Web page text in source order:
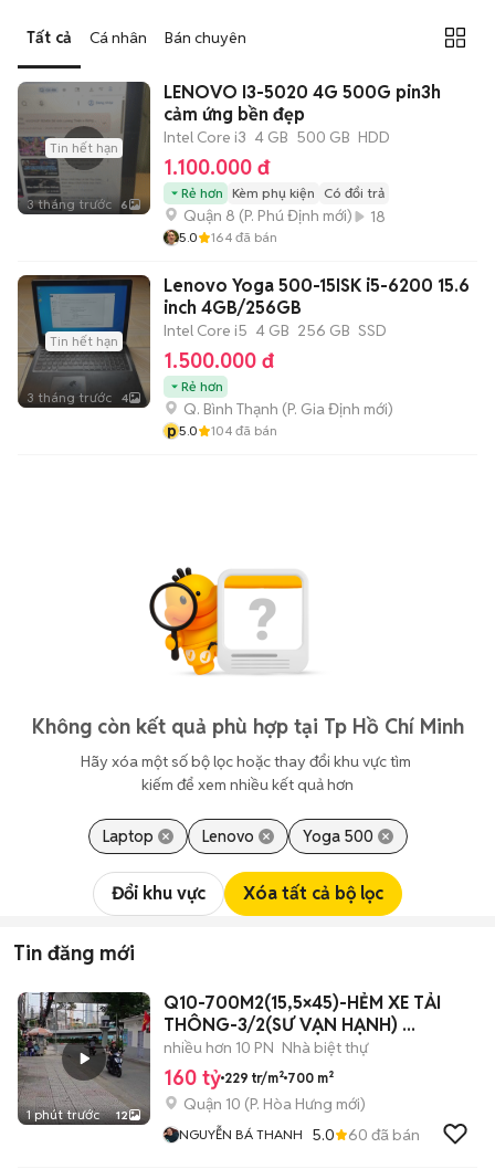
Tất cả Cá nhân Bán chuyên
Tin hết hạn
3 tháng trước 6
LENOVO I3-5020 4G 500G pin3h
cảm ứng bền đẹp
Intel Core i3 4 GB 500 GB HDD
1.100.000 đ
Rẻ hơn Kèm phụ kiện Có đổi trả
Quận 8 (P. Phú Định mới) 18
5.0 164 đã bán
Tin hết hạn
3 tháng trước 4
Lenovo Yoga 500-15ISK i5-6200 15.6
inch 4GB/256GB
Intel Core i5 4 GB 256 GB SSD
1.500.000 đ
Rẻ hơn
Q. Bình Thạnh (P. Gia Định mới)
p5.0 104 đã bán
Không còn kết quả phù hợp tại Tp Hồ Chí Minh
Hãy xóa một số bộ lọc hoặc thay đổi khu vực tìm
kiếm để xem nhiều kết quả hơn
Laptop Lenovo Yoga 500
Đổi khu vực Xóa tất cả bộ lọc
Tin đăng mới
1 phút trước 12
Q10-700M2(15,5×45)-HẺM XE TẢI
THÔNG-3/2(SƯ VẠN HẠNH) ...
nhiều hơn 10 PN Nhà biệt thự
160 tỷ 229 tr/m² 700 m²
Quận 10 (P. Hòa Hưng mới)
NGUYỄN BÁ THANH 5.0 60 đã bán